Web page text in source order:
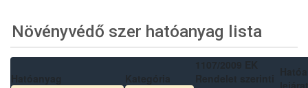
Növényvédő szer hatóanyag lista